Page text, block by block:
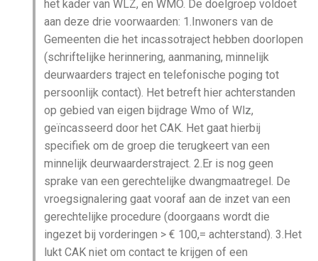
het kader van WLZ, en WMO. De doelgroep voldoet
aan deze drie voorwaarden: 1.Inwoners van de
Gemeenten die het incassotraject hebben doorlopen
(schriftelijke herinnering, aanmaning, minnelijk
deurwaarders traject en telefonische poging tot
persoonlijk contact). Het betreft hier achterstanden
op gebied van eigen bijdrage Wmo of Wlz,
geïncasseerd door het CAK. Het gaat hierbij
specifiek om de groep die terugkeert van een
minnelijk deurwaarderstraject. 2.Er is nog geen
sprake van een gerechtelijke dwangmaatregel. De
vroegsignalering gaat vooraf aan de inzet van een
gerechtelijke procedure (doorgaans wordt die
ingezet bij vorderingen > € 100,= achterstand). 3.Het
lukt CAK niet om contact te krijgen of een